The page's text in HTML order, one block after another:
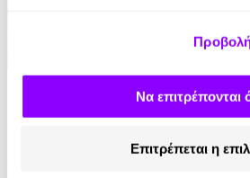
Να επιτρέπονται
Επιτρέπεται η
eBook
Η Ελλάδα του Όθωνα